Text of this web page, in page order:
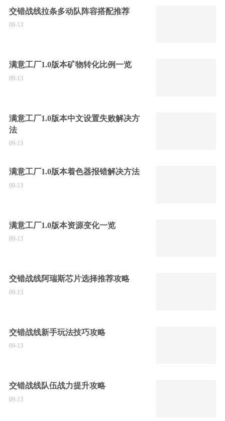
交错战线拉条多动队阵容搭配推荐
09-13
满意工厂1.0版本矿物转化比例一览
09-13
满意工厂1.0版本中文设置失败解决方
法
09-13
满意工厂1.0版本着色器报错解决方法
09-13
满意工厂1.0版本资源变化一览
09-13
交错战线阿瑞斯芯片选择推荐攻略
09-13
交错战线新手玩法技巧攻略
09-13
交错战线队伍战力提升攻略
09-13